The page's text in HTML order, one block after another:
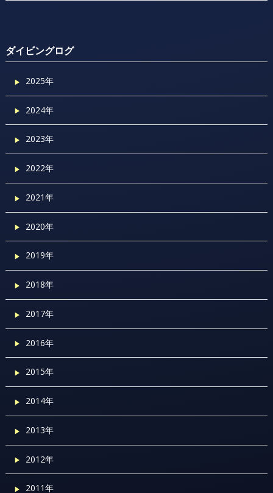
ダイビングログ
2025年
2024年
2023年
2022年
2021年
2020年
2019年
2018年
2017年
2016年
2015年
2014年
2013年
2012年
2011年